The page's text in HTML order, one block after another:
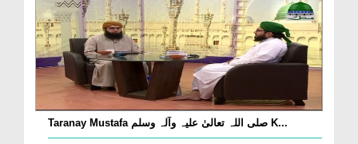
Taranay Mustafa صلی اللہ تعالیٰ علیہ وآلہ وسلم K...